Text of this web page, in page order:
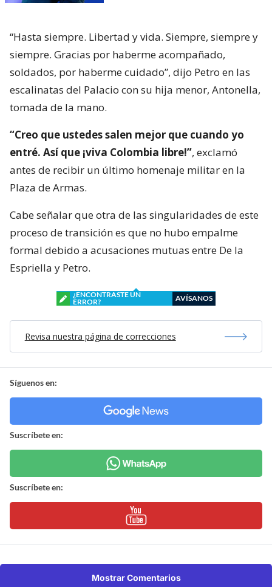
“Hasta siempre. Libertad y vida. Siempre, siempre y
siempre. Gracias por haberme acompañado,
soldados, por haberme cuidado”, dijo Petro en las
escalinatas del Palacio con su hija menor, Antonella,
tomada de la mano.
“Creo que ustedes salen mejor que cuando yo
entré. Así que ¡viva Colombia libre!”, exclamó
antes de recibir un último homenaje militar en la
Plaza de Armas.
Cabe señalar que otra de las singularidades de este
proceso de transición es que no hubo empalme
formal debido a acusaciones mutuas entre De la
Espriella y Petro.
¿ENCONTRASTE UN
ERROR?
AVÍSANOS
Revisa nuestra página de correcciones
Síguenos en:
Suscríbete en:
Suscríbete en:
Mostrar Comentarios